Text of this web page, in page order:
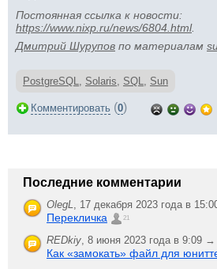
Постоянная ссылка к новости:
https://www.nixp.ru/news/6804.html.
Дмитрий Шурупов по материалам
PostgreSQL, Solaris, SQL, Sun
Комментировать (0)
Последние комментарии
OlegL, 17 декабря 2023 года в
Перекличка 21
REDkiy, 8 июня 2023 года в 9:09 →
Как «замокать» файл для